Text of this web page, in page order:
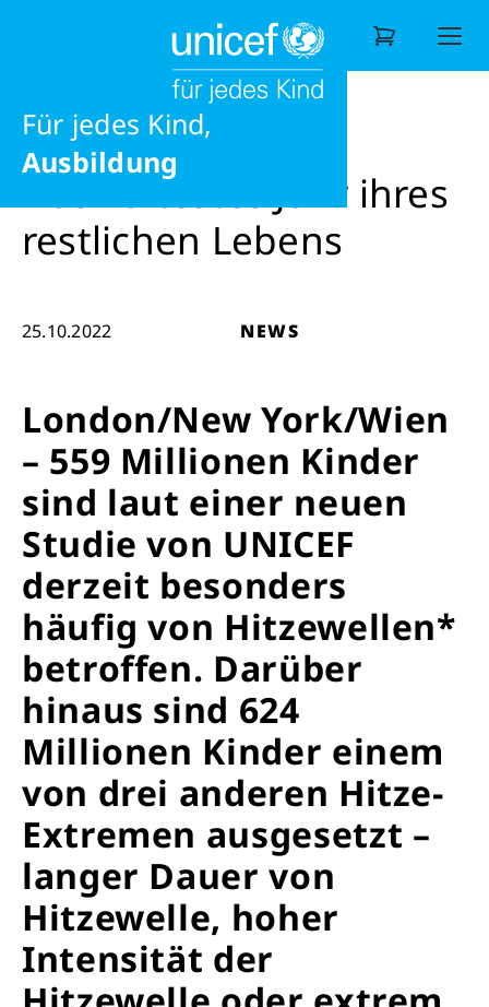
Für jedes Kind,
jedes Recht
Möglichkeiten
Ausbildung
Wonach suchen Sie?
Das kältestes Jahr ihres restlichen
Das kältestes Jahr ihres
restlichen Lebens
25.10.2022 NEWS
London/New York/Wien
– 559 Millionen Kinder
sind laut einer neuen
Studie von UNICEF
derzeit besonders
häufig von Hitzewellen*
betroffen. Darüber
hinaus sind 624
Millionen Kinder einem
von drei anderen Hitze-
Extremen ausgesetzt –
langer Dauer von
Hitzewelle, hoher
Intensität der